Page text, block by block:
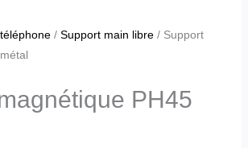
/ Support main libre/ Support
PH45